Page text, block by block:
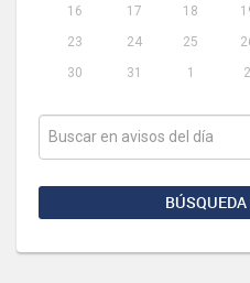
16
17 18
23
24 25
30
31 1 2